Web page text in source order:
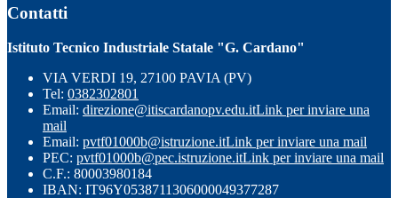
Contatti
Istituto Tecnico Industriale Statale "G. Cardano"
VIA VERDI 19, 27100 PAVIA (PV)
Tel: 0382302801
Email: direzione@itiscardanopv.edu.itLink per inviare una
mail
Email: pvtf01000b@istruzione.itLink per inviare una mail
PEC: pvtf01000b@pec.istruzione.itLink per inviare una mail
C.F.: 80003980184
IBAN: IT96Y0538711306000049377287